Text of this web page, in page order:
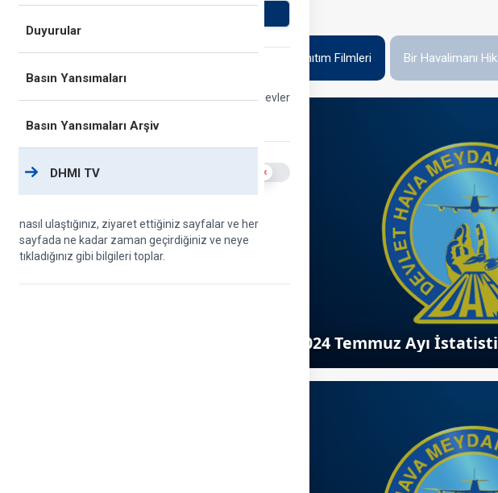
Zorunlu çerezler
Bu çerezler, güvenlik ve ağ yönetimi gibi temel işlevler
Analiz çerezleri Use setting
nasıl ulaştığınız, ziyaret ettiğiniz sayfalar ve her
sayfada ne kadar zaman geçirdiğiniz ve neye
tıkladığınız gibi bilgileri toplar.
Duyurular
Basın Yansımaları
Basın Yansımaları Arşiv
DHMI TV
Tanıtım Filmleri Bir Havalimanı
2024 Temmuz Ayı